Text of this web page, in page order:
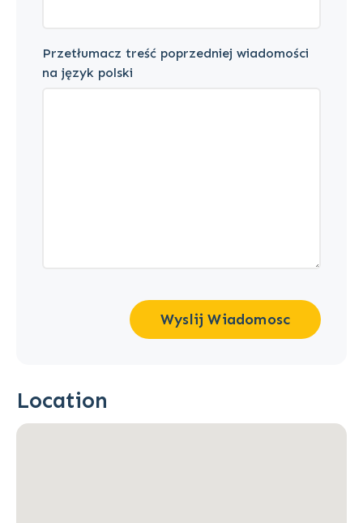
Przetłumacz treść poprzedniej wiadomości
na język polski
Wyslij Wiadomosc
Location